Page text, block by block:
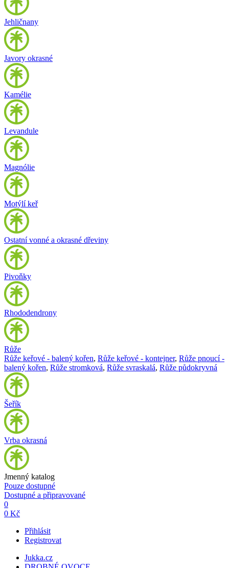
Jehličnany
Javory okrasné
Kamélie
Levandule
Magnólie
Motýlí keř
Ostatní vonné a okrasné dřeviny
Pivoňky
Rhododendrony
Růže
Růže keřové - balený kořen, Růže keřové - kontejner, Růže pnoucí -
balený kořen, Růže stromková, Růže svraskalá, Růže půdokryvná
Šeřík
Vrba okrasná
Jmenný katalog
Pouze dostupné
Dostupné a připravované
0
0 Kč
Přihlásit
Registrovat
Jukka.cz